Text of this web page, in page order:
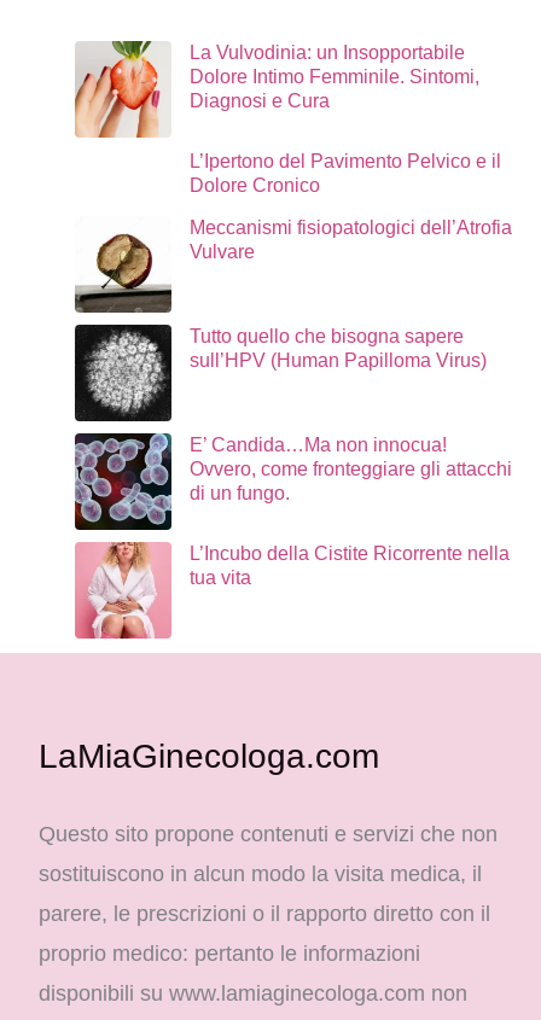
La Vulvodinia: un Insopportabile
Dolore Intimo Femminile. Sintomi,
Diagnosi e Cura
L’Ipertono del Pavimento Pelvico e il
Dolore Cronico
Meccanismi fisiopatologici dell’Atrofia
Vulvare
Tutto quello che bisogna sapere
sull’HPV (Human Papilloma Virus)
E’ Candida…Ma non innocua!
Ovvero, come fronteggiare gli attacchi
di un fungo.
L’Incubo della Cistite Ricorrente nella
tua vita
LaMiaGinecologa.com
Questo sito propone contenuti e servizi che non
sostituiscono in alcun modo la visita medica, il
parere, le prescrizioni o il rapporto diretto con il
proprio medico: pertanto le informazioni
disponibili su www.lamiaginecologa.com non